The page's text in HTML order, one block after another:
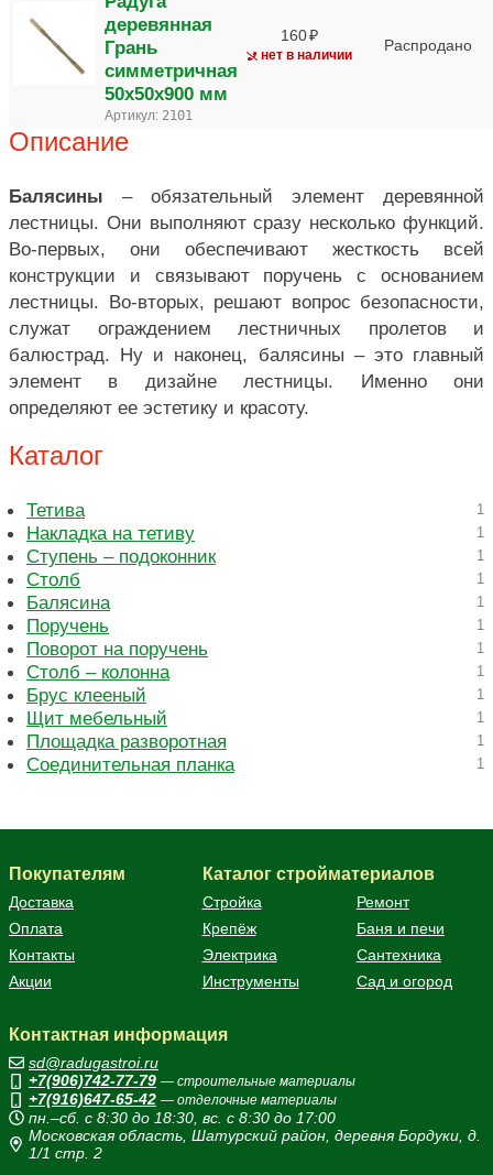
деревянная
Грань
симметричная
50х50х900 мм
Артикул: 2101
160
нет в наличии
Распродано
Описание
Балясины – обязательный элемент деревянной
лестницы. Они выполняют сразу несколько функций.
Во-первых, они обеспечивают жесткость всей
конструкции и связывают поручень с основанием
лестницы. Во-вторых, решают вопрос безопасности,
служат ограждением лестничных пролетов и
балюстрад. Ну и наконец, балясины – это главный
элемент в дизайне лестницы. Именно они
определяют ее эстетику и красоту.
Каталог
Тетива 1
Накладка на тетиву 1
Ступень – подоконник 1
Столб 1
Балясина 1
Поручень 1
Поворот на поручень 1
Столб – колонна 1
Брус клееный 1
Щит мебельный 1
Площадка разворотная 1
Соединительная планка 1
Покупателям
Доставка
Оплата
Контакты
Акции
Каталог стройматериалов
Стройка
Ремонт
Крепёж
Баня и печи
Электрика
Сантехника
Инструменты
Сад и огород
Контактная информация
sd@radugastroi.ru
+7(906)742-77-79 — строительные материалы
+7(916)647-65-42 — отделочные материалы
пн.–сб. с 8:30 до 18:30, вс. с 8:30 до 17:00
Московская область, Шатурский район, деревня Бордуки, д.
1/1 стр. 2